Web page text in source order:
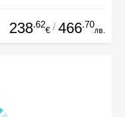
238.62
€ / 466.70
лв.